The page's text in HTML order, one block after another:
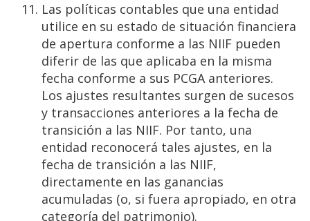
Las políticas contables que una entidad
utilice en su estado de situación financiera
de apertura conforme a las NIIF pueden
diferir de las que aplicaba en la misma
fecha conforme a sus PCGA anteriores.
Los ajustes resultantes surgen de sucesos
y transacciones anteriores a la fecha de
transición a las NIIF. Por tanto, una
entidad reconocerá tales ajustes, en la
fecha de transición a las NIIF,
directamente en las ganancias
acumuladas (o, si fuera apropiado, en otra
categoría del patrimonio).